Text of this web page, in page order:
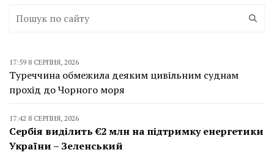
17:59 8 СЕРПНЯ, 2026
Туреччина обмежила деяким цивільним суднам
прохід до Чорного моря
17:42 8 СЕРПНЯ, 2026
Сербія виділить €2 млн на підтримку енергетики
України – Зеленський